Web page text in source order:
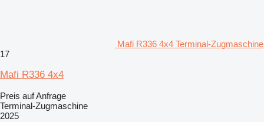
Mafi R336 4x4 Terminal-Zugmaschine
17
Mafi R336 4x4
Preis auf Anfrage
Terminal-Zugmaschine
2025